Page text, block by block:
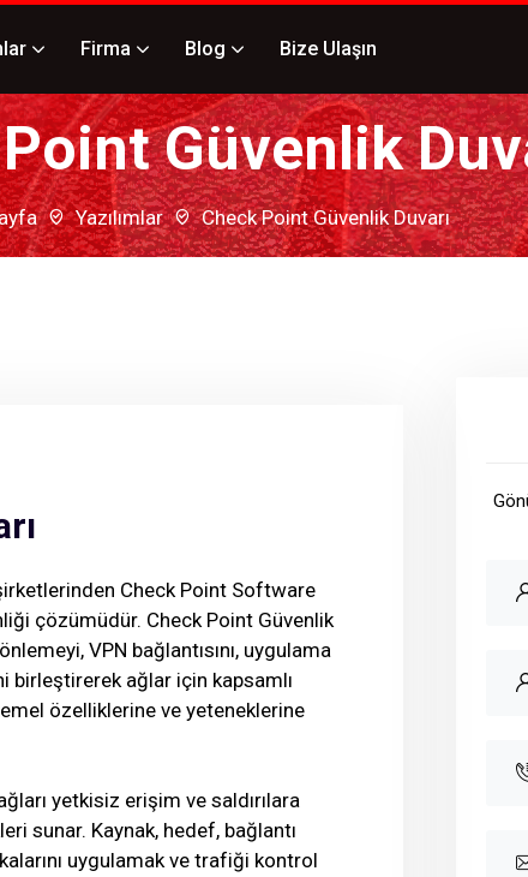
Firma Blog Bize Ulaşın
Güvenlik
Yazılımlar Check Point Güvenlik Duvarı
Check Point Software
çözümüdür. Check Point Güvenlik
VPN bağlantısını, uygulama
ağlar için kapsamlı
özelliklerine ve yeteneklerine
yetkisiz erişim ve saldırılara
sunar. Kaynak, hedef, bağlantı
uygulamak ve trafiği kontrol